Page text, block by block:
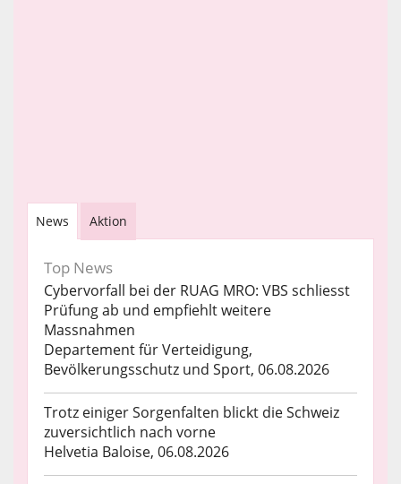
News Aktion
Top News
Cybervorfall bei der RUAG MRO: VBS schliesst
Prüfung ab und empfiehlt weitere
Massnahmen
Departement für Verteidigung,
Bevölkerungsschutz und Sport, 06.08.2026
Trotz einiger Sorgenfalten blickt die Schweiz
zuversichtlich nach vorne
Helvetia Baloise, 06.08.2026